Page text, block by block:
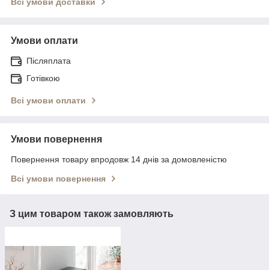
Умови оплати
Післяплата
Готівкою
Всі умови оплати
Умови повернення
Повернення товару впродовж 14 днів за домовленістю
Всі умови повернення
З цим товаром також замовляють